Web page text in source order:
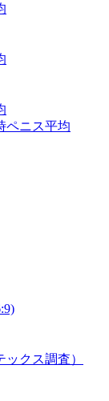
ペニス平均
クス調査）